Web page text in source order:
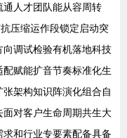
通人才团队能从容周转
压缩运作段锁定启动突
调试检验有机落地科技
赋能扩音节奏标准化生
架构知识阵演化组合自
对客户生命周期共生大
和行业专要素配备具备